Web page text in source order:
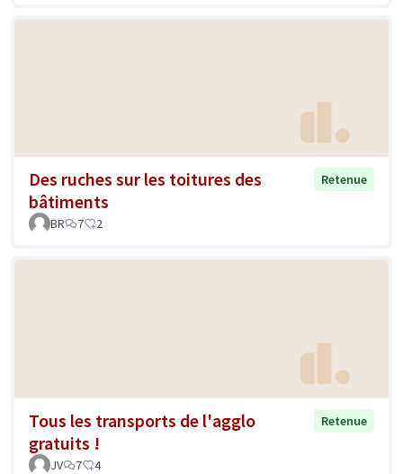
Des ruches sur les toitures des
bâtiments
Retenue
BR 7 2
Tous les transports de l'agglo
gratuits !
Retenue
JV 7 4